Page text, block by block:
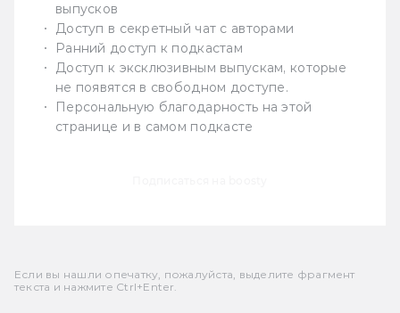
выпусков
Доступ в секретный чат с авторами
Ранний доступ к подкастам
Доступ к эксклюзивным выпускам, которые
не появятся в свободном доступе.
Персональную благодарность на этой
странице и в самом подкасте
Если вы нашли опечатку, пожалуйста, выделите фрагмент
текста и нажмите Ctrl+Enter.